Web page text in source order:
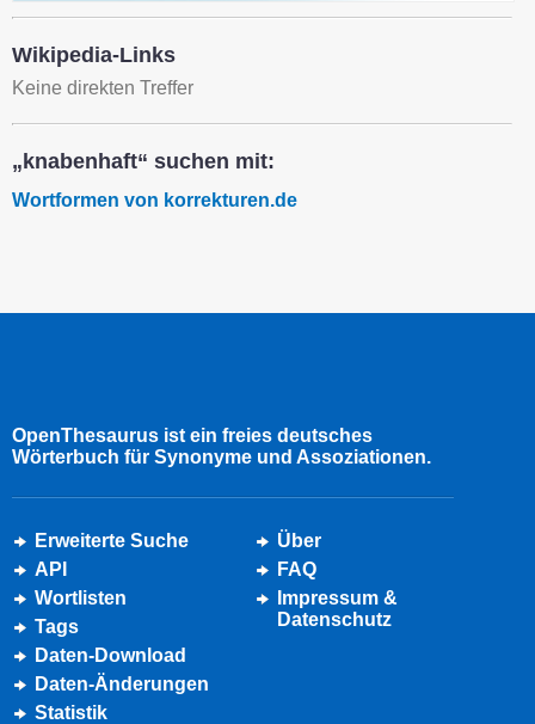
Wikipedia-Links
Keine direkten Treffer
„knabenhaft“ suchen mit:
Wortformen von korrekturen.de
OpenThesaurus ist ein freies deutsches
Wörterbuch für Synonyme und Assoziationen.
Erweiterte Suche
API
Wortlisten
Tags
Daten-Download
Daten-Änderungen
Statistik
Über
FAQ
Impressum &
Datenschutz